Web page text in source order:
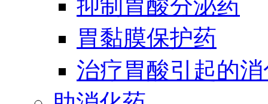
抑制胃酸分泌药
胃黏膜保护药
治疗胃酸引起的